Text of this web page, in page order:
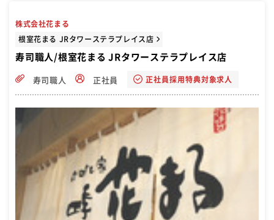
株式会社花まる
根室花まる JRタワーステラプレイス店
寿司職人/根室花まる JRタワーステラプレイス店
寿司職人 正社員 正社員採用特典対象求人